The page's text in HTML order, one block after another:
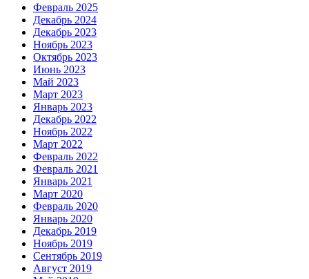
Февраль 2025
Декабрь 2024
Декабрь 2023
Ноябрь 2023
Октябрь 2023
Июнь 2023
Май 2023
Март 2023
Январь 2023
Декабрь 2022
Ноябрь 2022
Март 2022
Февраль 2022
Февраль 2021
Январь 2021
Март 2020
Февраль 2020
Январь 2020
Декабрь 2019
Ноябрь 2019
Сентябрь 2019
Август 2019